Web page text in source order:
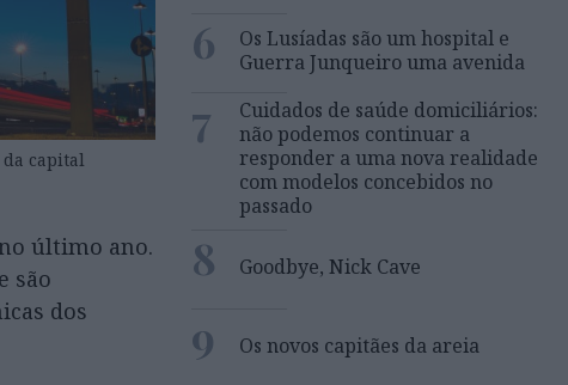
capital
último ano.
são
dos
6
Os Lusíadas são um hospital e
Guerra Junqueiro uma avenida
7
Cuidados de saúde domiciliários:
não podemos continuar a
responder a uma nova realidade
com modelos concebidos no
passado
8 Goodbye, Nick Cave
9 Os novos capitães da areia